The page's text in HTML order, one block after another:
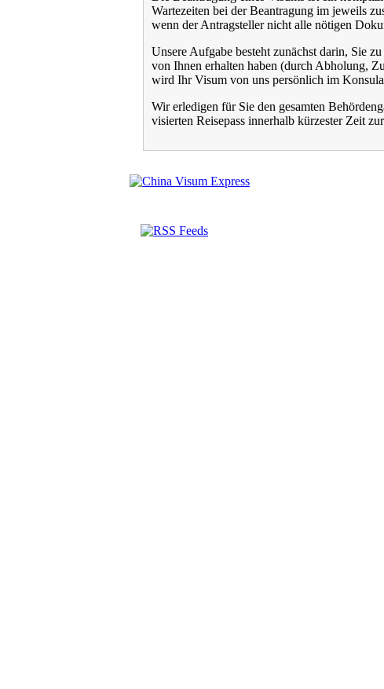
Wartezeiten bei der Beantragung im jeweils
wenn der Antragsteller nicht alle nötigen
Unsere Aufgabe besteht zunächst darin, Sie
von Ihnen erhalten haben (durch Abholung,
wird Ihr Visum von uns persönlich im
Wir erledigen für Sie den gesamten
visierten Reisepass innerhalb kürzester Zeit